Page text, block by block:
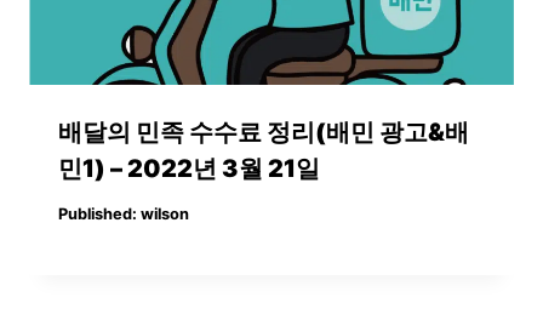
배달의 민족 수수료 정리(배민 광고&배
민1) – 2022년 3월 21일
Published: wilson